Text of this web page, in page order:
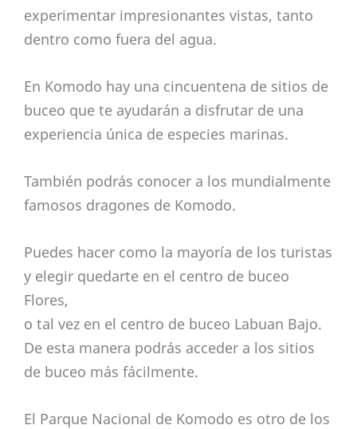
experimentar impresionantes vistas, tanto
dentro como fuera del agua.
En Komodo hay una cincuentena de sitios de
buceo que te ayudarán a disfrutar de una
experiencia única de especies marinas.
También podrás conocer a los mundialmente
famosos dragones de Komodo.
Puedes hacer como la mayoría de los turistas
y elegir quedarte en el centro de buceo
Flores,
o tal vez en el centro de buceo Labuan Bajo.
De esta manera podrás acceder a los sitios
de buceo más fácilmente.
El Parque Nacional de Komodo es otro de los